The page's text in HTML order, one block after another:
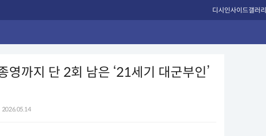
디시인사이드갤러리
까지 단 2회 남은 ‘21세기 대군부인’
2026.05.14